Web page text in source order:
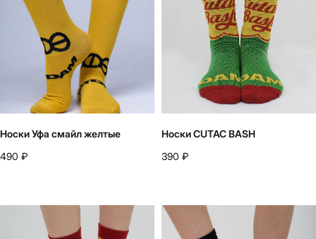
Носки Уфа смайл желтые
490 ₽
Носки CUTAC BASH
390 ₽